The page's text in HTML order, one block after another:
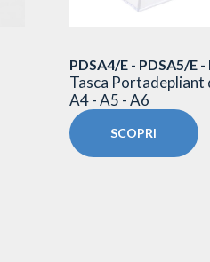
PDSA4/E - PDSA5/E -
Tasca Portadepliant
A4 - A5 - A6
SCOPRI